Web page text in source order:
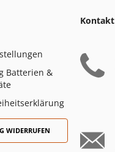
Batterien &
WIDERRUFEN
Kontakt